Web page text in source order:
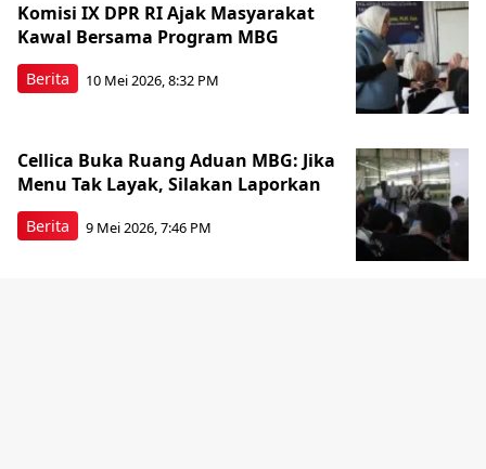
Berita
Komisi IX DPR RI Ajak Masyarakat
Kawal Bersama Program MBG
10 Mei 2026, 8:32 PM
Berita
Cellica Buka Ruang Aduan MBG: Jika
Menu Tak Layak, Silakan Laporkan
9 Mei 2026, 7:46 PM